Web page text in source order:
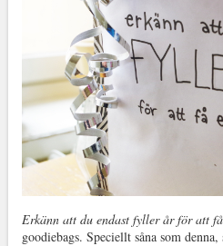
Erkänn att du endast fyller år för att
goodiebags. Speciellt såna som